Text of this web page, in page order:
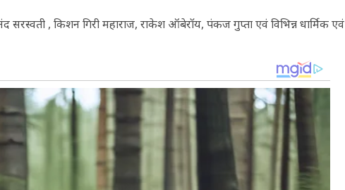
, किशन गिरी महाराज, राकेश ऑबेरॉय, पंकज गुप्ता एवं विभिन्न धार्मिक एवं